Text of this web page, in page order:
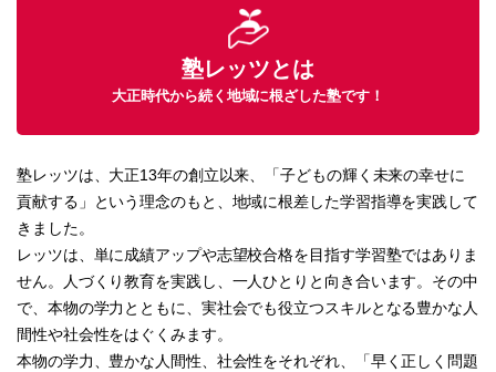
塾レッツとは
大正時代から続く地域に根ざした塾です！
塾レッツは、大正13年の創立以来、「子どもの輝く未来の幸せに
貢献する」という理念のもと、地域に根差した学習指導を実践して
きました。
レッツは、単に成績アップや志望校合格を目指す学習塾ではありま
せん。人づくり教育を実践し、一人ひとりと向き合います。その中
で、本物の学力とともに、実社会でも役立つスキルとなる豊かな人
間性や社会性をはぐくみます。
本物の学力、豊かな人間性、社会性をそれぞれ、「早く正しく問題